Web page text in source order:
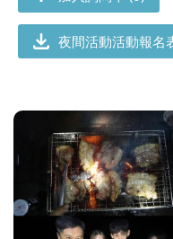
夜間活動活動報名